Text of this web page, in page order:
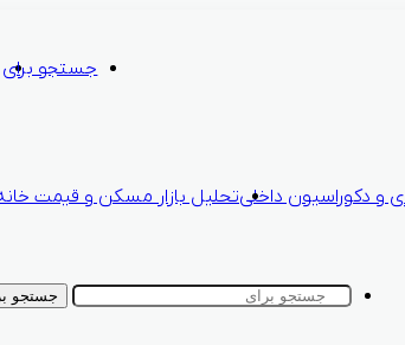
جستجو برای
و دکوراسیون داخلیتحلیل بازار مسکن و قیمت
جستجو